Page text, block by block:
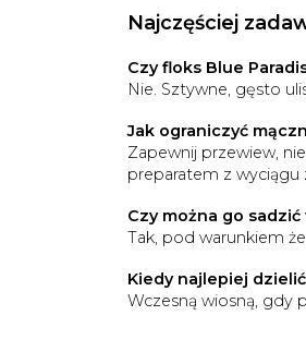
Najczęściej
Czy floks Blue
Nie. Sztywne, gęsto
Jak ograniczyć
Zapewnij przewiew,
preparatem z wyciągu
Czy można go
Tak, pod warunkiem
Kiedy najlepiej
Wczesną wiosną, gdy